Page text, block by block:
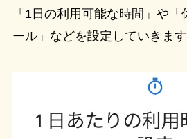
「1日の利用可能な時間」や
ール」などを設定していきま